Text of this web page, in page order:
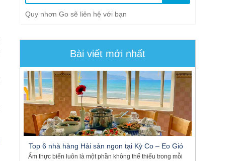
Quy nhơn Go sẽ liên hệ với bạn
Bài viết mới nhất
Top 6 nhà hàng Hải sản ngon tại Kỳ Co – Eo Gió
Ẩm thực biển luôn là một phần không thể thiếu trong mỗi